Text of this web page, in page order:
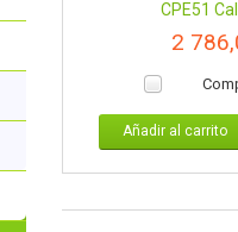
CPE51
2
Añadir al carrito